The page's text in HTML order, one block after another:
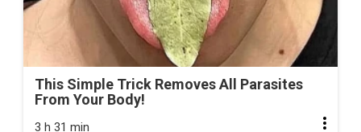
This Simple Trick Removes All Parasites
From Your Body!
3 h 31 min